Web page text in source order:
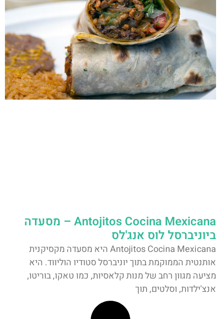
Antojitos Cocina Mexicana – מסעדה
ביוניברסל לוס אנג'לס
Antojitos Cocina Mexicana היא מסעדה מקסיקנית
אותנטית הממוקמת בתוך יוניברסל סטודיו הוליווד. היא
מציעה מגוון רחב של מנות קלאסיות, כמו טאקו, בוריטו,
אנצ'ילדות, וסלטים, תוך